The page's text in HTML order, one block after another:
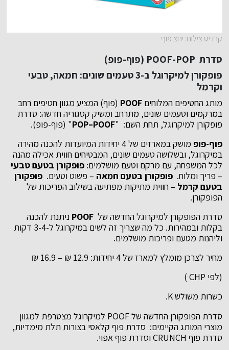
קרדיט צילום: יחצ פוף
סדרת POOF-POP (פוף-פופ)
פופקורן למיקרוגל ב-3 טעמים שונים: חמאה, טבעי
וקרמל
מותג החטיפים המלוחים POOF (פוף) המציע מגוון חטיפים רחב
במרקמים וטעמים שונים, מתרחב ומשיק קטגוריה חדשה: סדרת
פופקורן למיקרוגל, תחת השם: "
POP–POOF
" (פוף-פופ).
פוף-פופ
מושק במארזים של 4 יחידות המיועדות להכנה מהירה
במיקרוגל, ובשלושה טעמים שונים, המבטיחים חווית אכילה מהנה
לכל המשפחה, עם מרקם וטעם מושלמים: פופקורן בטעם טבעי
– פריך ומלוח. פופקורן בטעם חמאה – פשוט וטעים. פופקורן
בטעם קרמל – חווית מתיקות מפתיעה בשילוב הפריכות של
הפופקורן.
סדרת הפופקורן למיקרוגל החדשה של POOF ניתנת להכנה
בקלות ובמהירות. כל מה שצריך זה לשים במיקרוגל ל-3-4 דקות
וליהנות מטעם ופריכות מושלמים.
מחיר לצרכן מומלץ למארז של 4 יחידות: 12.9 ₪ – 16.9 ₪
(לפי CHP )
כשרות משולש K.
סדרת הפופקורן החדשה של POOF למיקרוגל מצטרפת למגוון
מוצרי המותג הקיימים: סדרת פוף קלאסי בצורות תלת מימדיות,
סדרת פוף CRUNCH וסדרת פוף אפוי.